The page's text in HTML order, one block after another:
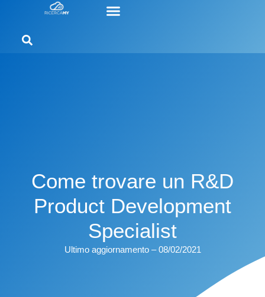
Come trovare un R&D
Product Development
Specialist
Ultimo aggiornamento – 08/02/2021